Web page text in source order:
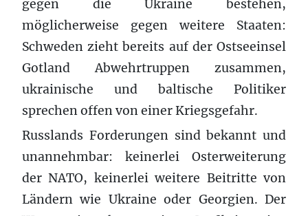
gegen die Ukraine bestehen,
möglicherweise gegen weitere Staaten:
Schweden zieht bereits auf der Ostseeinsel
Gotland Abwehrtruppen zusammen,
ukrainische und baltische Politiker
sprechen offen von einer Kriegsgefahr.
Russlands Forderungen sind bekannt und
unannehmbar: keinerlei Osterweiterung
der NATO, keinerlei weitere Beitritte von
Ländern wie Ukraine oder Georgien. Der